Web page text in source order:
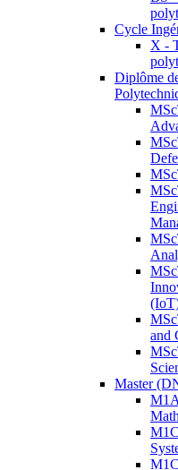
Cycle
X -
Diplôme
and
Master